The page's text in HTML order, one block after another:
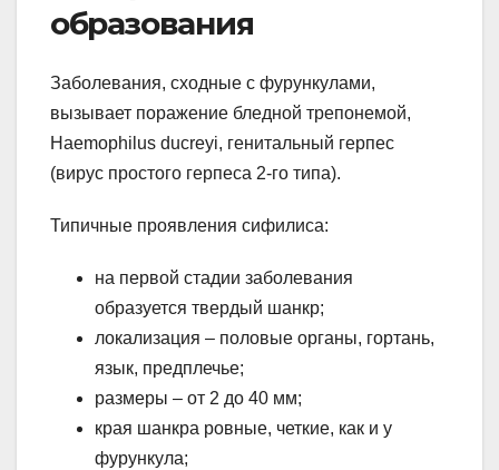
образования
Заболевания, сходные с фурункулами,
вызывает поражение бледной трепонемой,
Haemophilus ducreyi, генитальный герпес
(вирус простого герпеса 2-го типа).
Типичные проявления сифилиса:
на первой стадии заболевания
образуется твердый шанкр;
локализация – половые органы, гортань,
язык, предплечье;
размеры – от 2 до 40 мм;
края шанкра ровные, четкие, как и у
фурункула;